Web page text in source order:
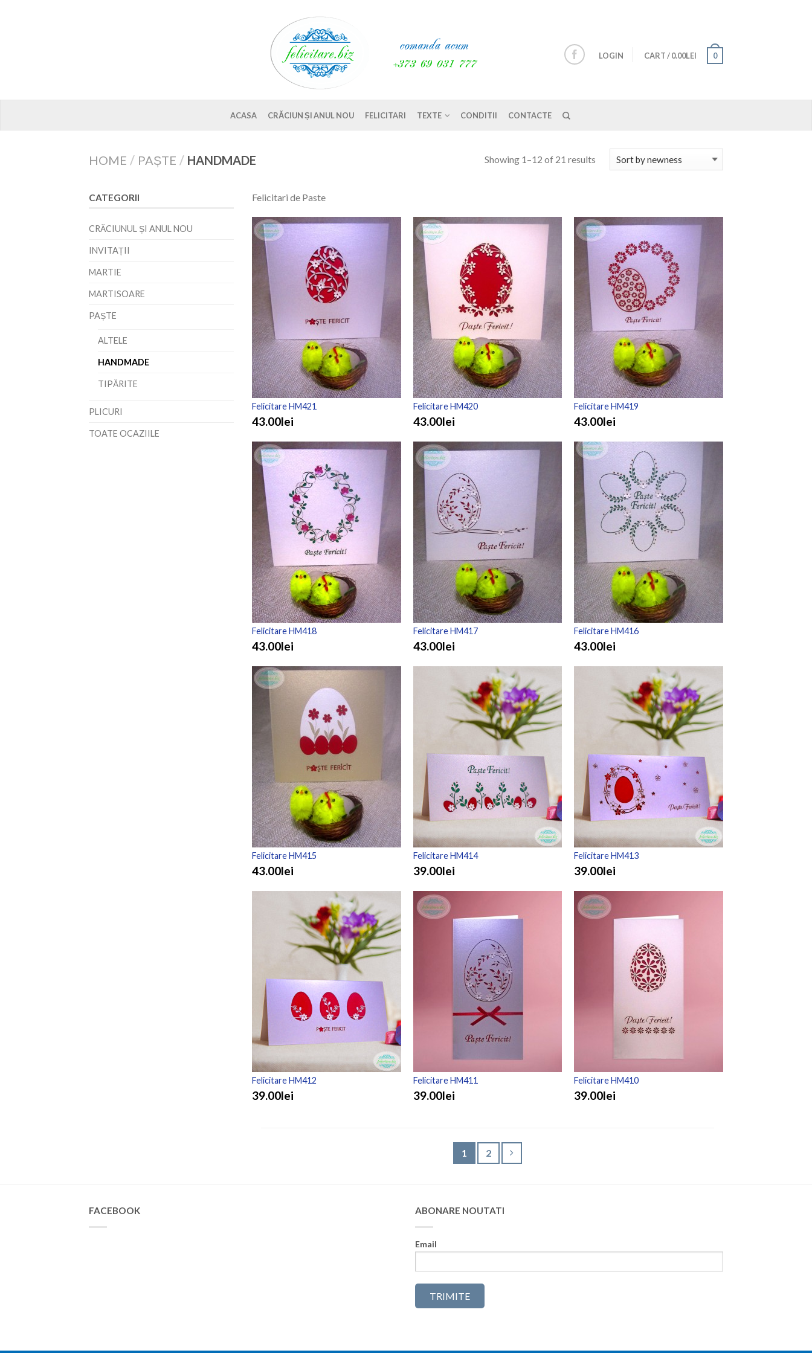
LOGIN CART/0.00LEI 0
ACASA CRĂCIUN ȘI ANUL NOU FELICITARI TEXTE CONDITII CONTACTE
HOME / PAȘTE / HANDMADE Showing 1–12 of 21 results
Felicitari de Paste
Felicitare HM421
43.00lei
Felicitare HM420
43.00lei
Felicitare HM419
43.00lei
Felicitare HM418
43.00lei
Felicitare HM417
43.00lei
Felicitare HM416
43.00lei
Felicitare HM415
43.00lei
Felicitare HM414
39.00lei
Felicitare HM413
39.00lei
Felicitare HM412
39.00lei
Felicitare HM411
39.00lei
Felicitare HM410
39.00lei
1 2
CATEGORII
CRĂCIUNUL ȘI ANUL NOU
INVITAȚII
MARTIE
MARTISOARE
PAȘTE
ALTELE
HANDMADE
TIPĂRITE
PLICURI
TOATE OCAZIILE
FACEBOOK ABONARE NOUTATI
Email